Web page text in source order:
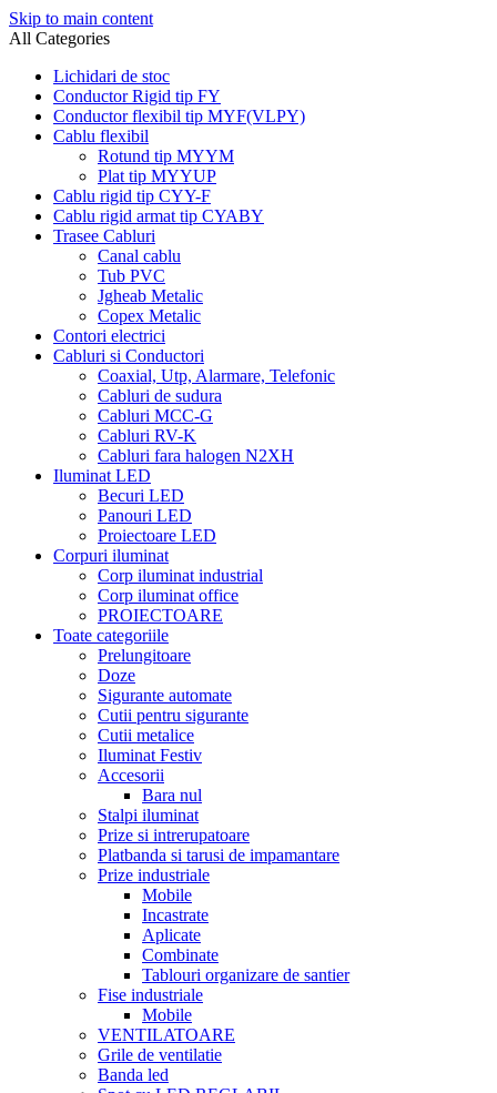
Skip to main content
All Categories
Lichidari de stoc
Conductor Rigid tip FY
Conductor flexibil tip MYF(VLPY)
Cablu flexibil
Rotund tip MYYM
Plat tip MYYUP
Cablu rigid tip CYY-F
Cablu rigid armat tip CYABY
Trasee Cabluri
Canal cablu
Tub PVC
Jgheab Metalic
Copex Metalic
Contori electrici
Cabluri si Conductori
Coaxial, Utp, Alarmare, Telefonic
Cabluri de sudura
Cabluri MCC-G
Cabluri RV-K
Cabluri fara halogen N2XH
Iluminat LED
Becuri LED
Panouri LED
Proiectoare LED
Corpuri iluminat
Corp iluminat industrial
Corp iluminat office
PROIECTOARE
Toate categoriile
Prelungitoare
Doze
Sigurante automate
Cutii pentru sigurante
Cutii metalice
Iluminat Festiv
Accesorii
Bara nul
Stalpi iluminat
Prize si intrerupatoare
Platbanda si tarusi de impamantare
Prize industriale
Mobile
Incastrate
Aplicate
Combinate
Tablouri organizare de santier
Fise industriale
Mobile
VENTILATOARE
Grile de ventilatie
Banda led